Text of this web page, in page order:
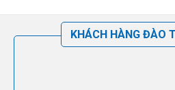
KHÁCH HÀNG ĐÀO